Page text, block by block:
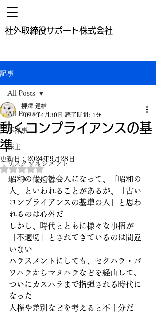
​社外取締役サポート株式会社
記事
All Posts
不祥事
株主
リスクマネジメント
オーナー経営者
All Posts
動くコンプライアンスの基
準
柳澤 達維
2024年4月30日 読了時間: 1分
更新日： 2024年9月28日
5つ星のうちNaNと評価されています。
昭和の代に社会人になって、「昭和の
人」といわれることがあるが、「古い
コンプライアンスの基準の人」と思わ
れるのは心外だ
しかし、時代とともに様々な事柄が
「不適切」とされてきているのは間違
いない
ハラスメントにしても、セクハラ・パ
ワハラからマタハラなどを経由して、
ついにカスハラまで指弾される時代に
なった
人権や差別などを考えると不十分だ